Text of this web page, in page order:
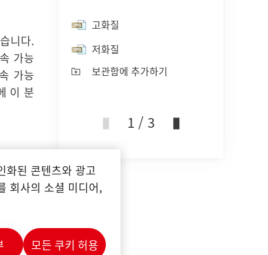
니다.
가능
가능
이 분
서 수
으며,
있습
고화질
저화질
보관함에 추가하기
1 / 3
화된 콘텐츠와 광고
회사의 소셜 미디어,
모든 쿠키 허용